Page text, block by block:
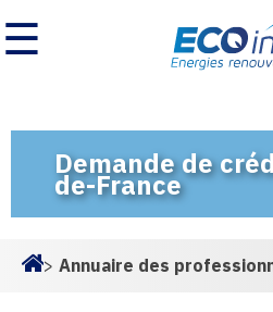
☰
Demande de
de-France
> Annuaire des